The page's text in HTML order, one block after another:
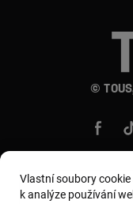
©
Vlastní soubory
k analýze používání